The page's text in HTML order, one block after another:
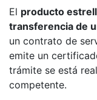
El producto
transferencia de
un contrato de
emite un
trámite se está
competente.